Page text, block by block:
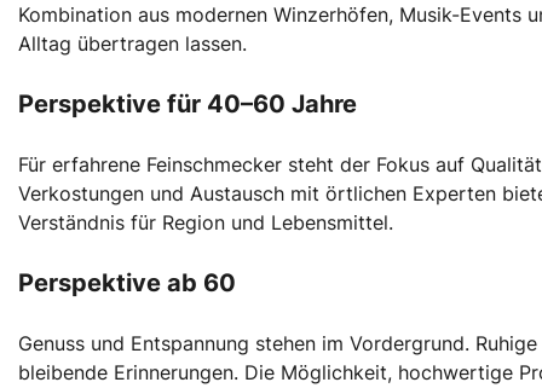
Kombination aus modernen Winzerhöfen, Musik-
Alltag übertragen lassen.
Perspektive für 40–60 Jahre
Für erfahrene Feinschmecker steht der Fokus auf
Verkostungen und Austausch mit örtlichen Experten
Verständnis für Region und Lebensmittel.
Perspektive ab 60
Genuss und Entspannung stehen im Vordergrund.
bleibende Erinnerungen. Die Möglichkeit, hochwertige